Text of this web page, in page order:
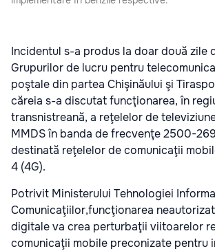
Incidentul s-a produs la doar două zile
Grupurilor de lucru pentru
poştale din partea Chişinăului şi
căreia s-a discutat funcţionarea, în
transnistreană, a reţelelor de
MMDS în banda de frecvenţe 2500-
destinată reţelelor de comunicaţii
4 (4G).
Potrivit Ministerului Tehnologiei
Comunicaţiilor,funcţionarea
digitale va crea perturbaţii viitoarelor
comunicaţii mobile preconizate pentru